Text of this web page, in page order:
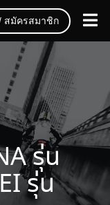
สมัครสมาชิก
รุ่น
รุ่น